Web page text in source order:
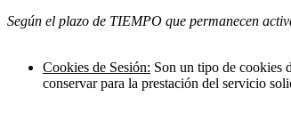
Según el plazo de TIEMPO que permanecen
Cookies de Sesión: Son un tipo de cookies
conservar para la prestación del servicio